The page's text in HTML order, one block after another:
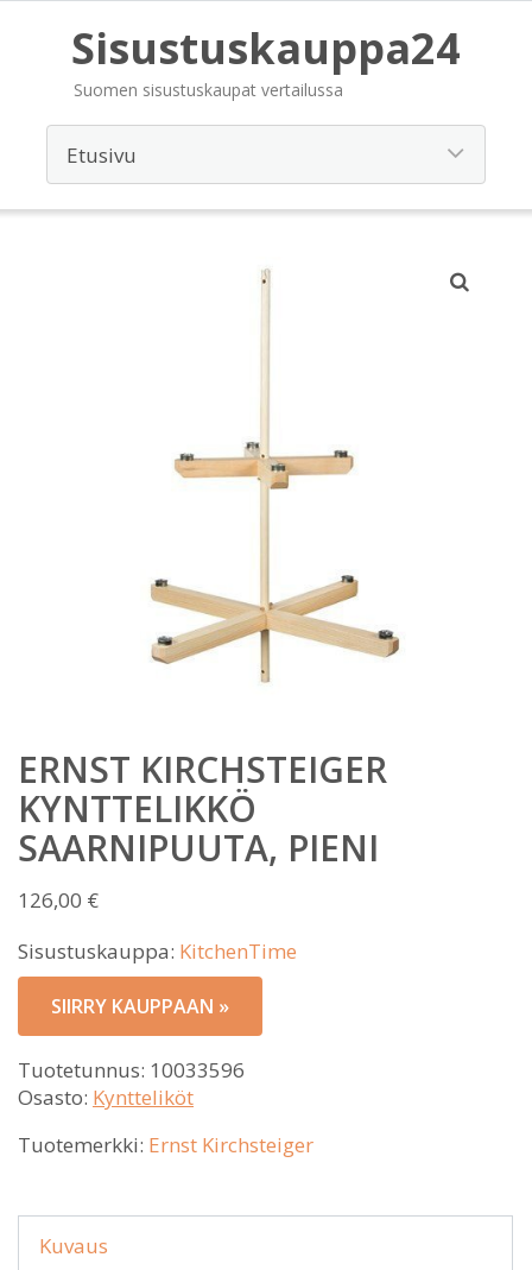
Sisustuskauppa24
Suomen sisustuskaupat vertailussa
ERNST KIRCHSTEIGER
KYNTTELIKKÖ
SAARNIPUUTA, PIENI
126,00 €
Sisustuskauppa: KitchenTime
SIIRRY KAUPPAAN »
Tuotetunnus: 10033596
Osasto: Kyntteliköt
Tuotemerkki: Ernst Kirchsteiger
Kuvaus